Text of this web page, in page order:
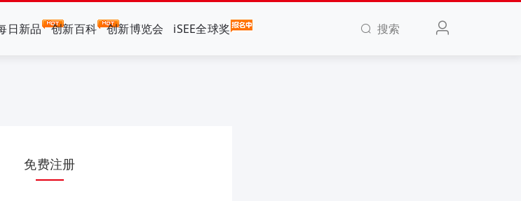
日新品 创新百科 创新博览会 iSEE全球奖 搜索
免费注册